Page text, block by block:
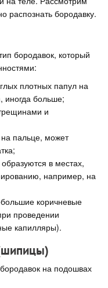
распознать бородавку.
бородавок, который
плотных папул на
иногда больше;
и
пальце, может
в местах,
например, на
коричневые
проведении
капилляры).
на подошвах